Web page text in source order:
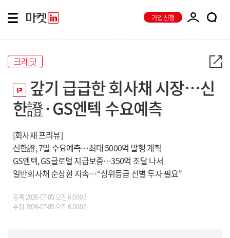
가입신청
크레딧
갚기 급급한 회사채 시장…신
한證·GS엔텍 수요예측
[회사채 프리뷰]
신한證, 7일 수요예측…최대 5000억 발행 계획
GS엔텍, GS글로벌 지급보증…350억 조달 나서
일반회사채 순상환 지속…“상위등급 선별 투자 필요”
등록2026-07-05 오전 6:00:03
수정 2026-07-05 오전 6:00:03